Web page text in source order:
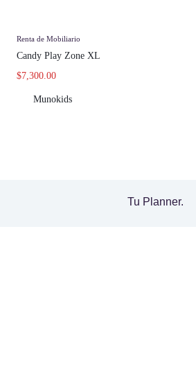
Renta de Mobiliario
Candy Play Zone XL
$7,300.00
Munokids
Tu Planner.